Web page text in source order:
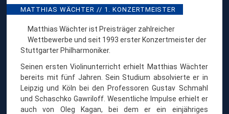
S
C
H
T
E
R
MATTHIAS WÄCHTER // 1. KONZERTMEISTER
Matthias Wächter ist Preisträger zahlreicher
Wettbewerbe und seit 1993 erster Konzertmeister der
Stuttgarter Philharmoniker.
Seinen ersten Violinunterricht erhielt Matthias Wächter
bereits mit fünf Jahren. Sein Studium absolvierte er in
Leipzig und Köln bei den Professoren Gustav Schmahl
und Schaschko Gawriloff. Wesentliche Impulse erhielt er
auch von Oleg Kagan, bei dem er ein einjähriges